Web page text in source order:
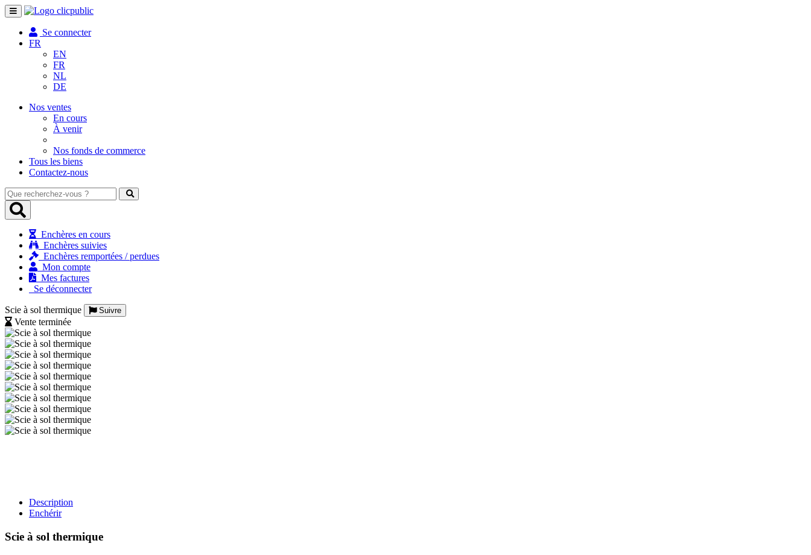
Toggle
navigation
Se connecter
FR
EN
FR
NL
DE
Nos ventes
En cours
À venir
Nos fonds de commerce
Tous les biens
Contactez-nous
Que
recherchez-
vous
Enchères en cours
Enchères suivies
Enchères remportées / perdues
Mon compte
Mes factures
Se déconnecter
Scie à sol thermique Suivre
Vente terminée
Description
Enchérir
Scie à sol thermique